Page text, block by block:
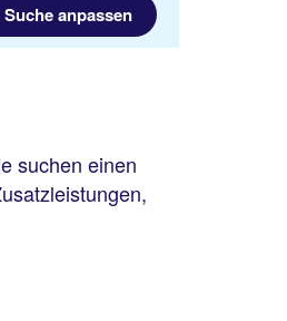
Suche anpassen
suchen einen